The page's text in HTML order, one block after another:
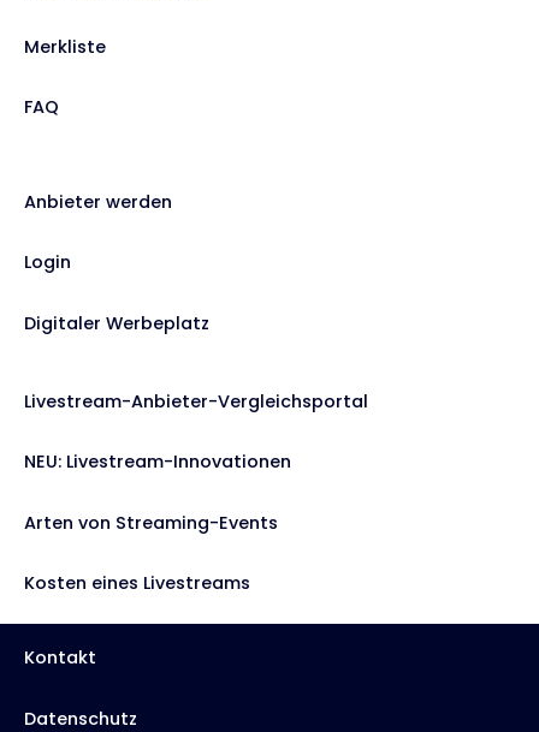
Merkliste
FAQ
Anbieter werden
Login
Digitaler Werbeplatz
Livestream-Anbieter-Vergleichsportal
NEU: Livestream-Innovationen
Arten von Streaming-Events
Kosten eines Livestreams
Kontakt
Datenschutz